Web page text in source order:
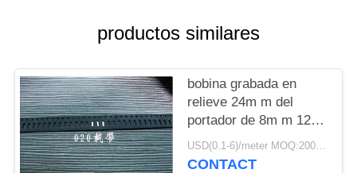
SITIO
PRIVACY
POLICY
productos similares
bobina grabada en
relieve 24m m del
portador de 8m m 12m
m para la cinta del
bolsillo de la
USD(0.1-6)/meter MOQ:2000 metros
CONTACT